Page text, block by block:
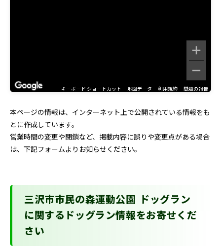
キーボード ショートカット 地図データ 利用規約 問題の報告
本ページの情報は、インターネット上で公開されている情報をも
とに作成しています。
営業時間の変更や閉鎖など、掲載内容に誤りや変更点がある場合
は、下記フォームよりお知らせください。
三沢市市民の森運動公園 ドッグラン
に関するドッグラン情報をお寄せくだ
さい